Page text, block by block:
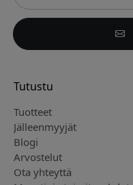
Tutustu
Tuotteet
Jälleenmyyjät
Blogi
Arvostelut
Ota yhteyttä